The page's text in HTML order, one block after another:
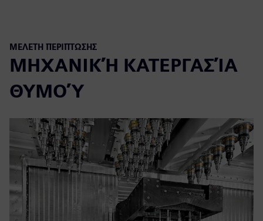
ΜΕΛΈΤΗ ΠΕΡΊΠΤΩΣΗΣ
ΜΗΧΑΝΙΚΉ ΚΑΤΕΡΓΑΣΊΑ
ΘΥΜΟΎ